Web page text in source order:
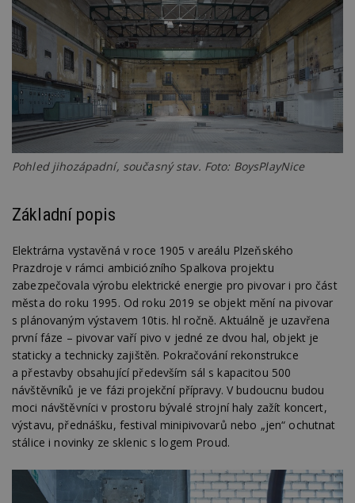
Pohled jihozápadní, současný stav. Foto: BoysPlayNice
Základní popis
Elektrárna vystavěná v roce 1905 v areálu Plzeňského
Prazdroje v rámci ambiciózního Spalkova projektu
zabezpečovala výrobu elektrické energie pro pivovar i pro část
města do roku 1995. Od roku 2019 se objekt mění na pivovar
s plánovaným výstavem 10tis. hl ročně. Aktuálně je uzavřena
první fáze – pivovar vaří pivo v jedné ze dvou hal, objekt je
staticky a technicky zajištěn. Pokračování rekonstrukce
a přestavby obsahující především sál s kapacitou 500
návštěvníků je ve fázi projekční přípravy. V budoucnu budou
moci návštěvníci v prostoru bývalé strojní haly zažít koncert,
výstavu, přednášku, festival minipivovarů nebo „jen“ ochutnat
stálice i novinky ze sklenic s logem Proud.